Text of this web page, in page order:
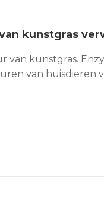
kunstgras
van kunstgras.
van huisdieren